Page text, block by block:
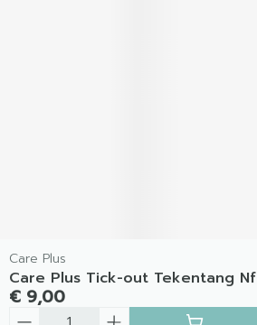
Care Plus
Care Plus Tick-out Tekentang Nf
€ 9,00